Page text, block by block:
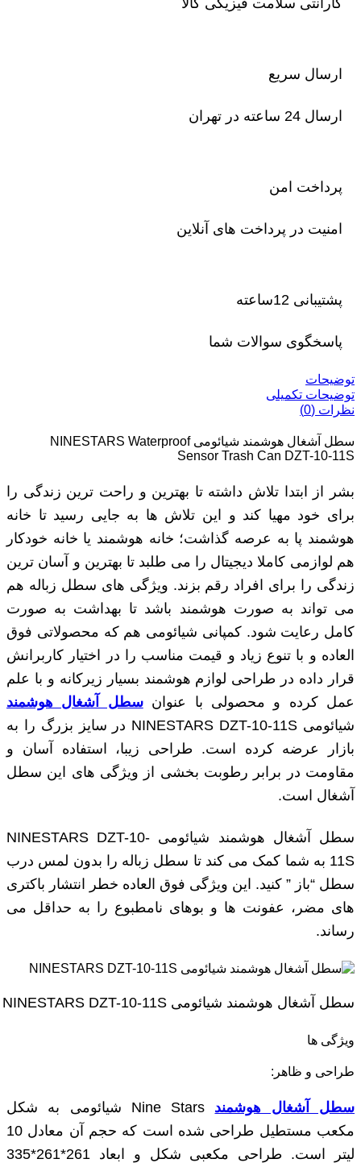
ارسال سریع
ارسال 24 ساعته در تهران
پرداخت امن
امنیت در پرداخت های آنلاین
پشتیبانی 12ساعته
پاسخگوی سوالات شما
توضیحات
توضیحات تکمیلی
نظرات (0)
سطل آشغال هوشمند شیائومی NINESTARS Waterproof
Sensor Trash Can DZT-10-11S
بشر از ابتدا تلاش داشته تا بهترین و راحت ‌ترین زندگی را
برای خود مهیا کند و این تلاش ‌ها به جایی رسید تا خانه
هوشمند پا به عرصه گذاشت؛ خانه هوشمند یا خانه خودکار
هم لوازمی کاملا دیجیتال را می‌ طلبد تا بهترین و آسان ‌ترین
زندگی را برای افراد رقم بزند. ویژگی های سطل زباله هم
می‌ تواند به صورت هوشمند باشد تا بهداشت به صورت
کامل رعایت شود. کمپانی شیائومی هم که محصولاتی فوق
‌العاده و با تنوع زیاد و قیمت مناسب را در اختیار کاربرانش
قرار داده در طراحی لوازم هوشمند بسیار زیرکانه و با علم
عمل کرده و محصولی با عنوانسطل آشغال هوشمند
شیائومی NINESTARS DZT-10-11S در سایز بزرگ را به
بازار عرضه کرده است. طراحی زیبا، استفاده آسان و
مقاومت در برابر رطوبت بخشی از ویژگی‌ های این سطل
آشغال است.
سطل آشغال هوشمند شیائومی NINESTARS DZT-10-
11S به شما کمک می کند تا سطل زباله را بدون لمس درب
سطل “باز ” کنید. این ویژگی فوق العاده خطر انتشار باکتری
های مضر، عفونت ها و بوهای نامطبوع را به حداقل می
رساند.
سطل آشغال هوشمند شیائومی NINESTARS DZT-10-11S
ویژگی ها
طراحی و ظاهر:
سطل آشغال هوشمند
Nine Stars شیائومی به شکل
مکعب مستطیل طراحی شده است که حجم آن معادل 10
لیتر است. طراحی مکعبی شکل و ابعاد 261*261*335